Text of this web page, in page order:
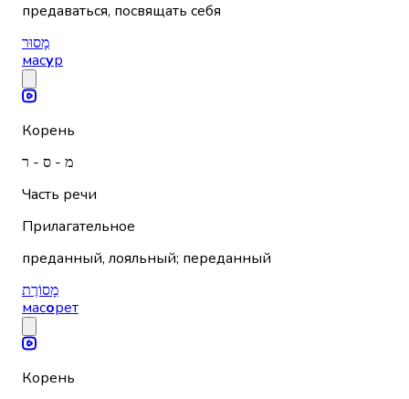
предаваться, посвящать себя
מָסוּר
масур
Корень
מ - ס - ר
Часть речи
Прилагательное
преданный, лояльный; переданный
מָסוֹרֶת
масорет
Корень